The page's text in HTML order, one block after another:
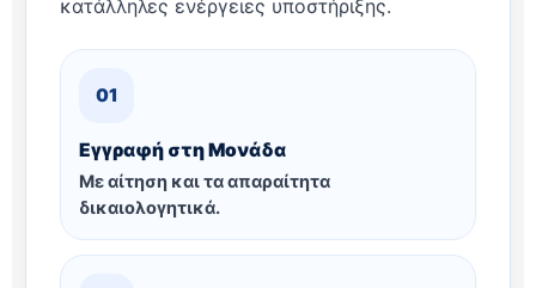
κατάλληλες ενέργειες υποστήριξης.
01
Εγγραφή στη Μονάδα
Με αίτηση και τα απαραίτητα
δικαιολογητικά.